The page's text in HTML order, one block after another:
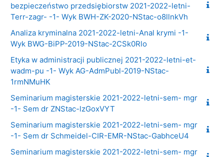
bezpieczeństwo przedsiębiorstw 2021-2022-letni-
Terr-zagr- -1- Wyk BWH-ZK-2020-NStac-o8llnkVh
Analiza kryminalna 2021-2022-letni-Anal krymi -1-
Wyk BWG-BiPP-2019-NStac-2CSk0Rlo
Etyka w administracji publicznej 2021-2022-letni-et-
wadm-pu -1- Wyk AG-AdmPubl-2019-NStac-
1rmNMuHK
Seminarium magisterskie 2021-2022-letni-sem- mgr
-1- Sem dr ZNStac-lzGoxVYT
Seminarium magisterskie 2021-2022-letni-sem- mgr
-1- Sem dr Schmeidel-CIR-EMR-NStac-GabhceU4
Seminarium magisterskie 2021-2022-letni-sem- mgr